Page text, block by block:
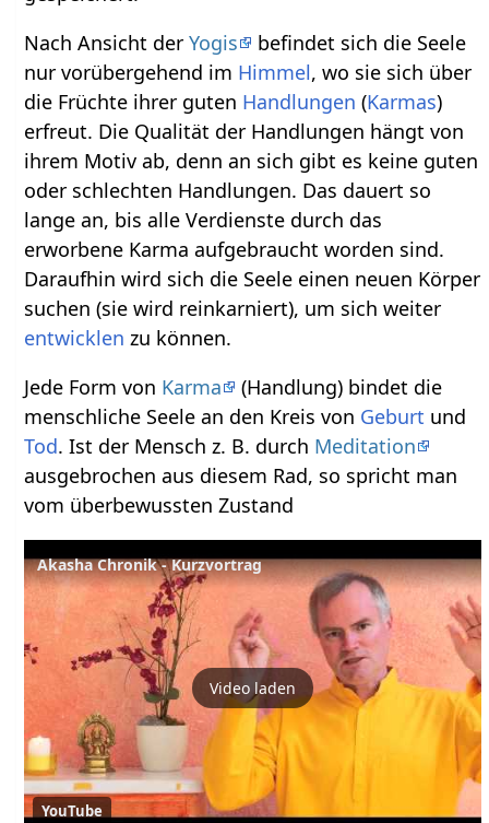
Nach Ansicht derYogis
befindet sich die Seele
nur vorübergehend im Himmel, wo sie sich über
die Früchte ihrer guten Handlungen (Karmas)
erfreut. Die Qualität der Handlungen hängt von
ihrem Motiv ab, denn an sich gibt es keine guten
oder schlechten Handlungen. Das dauert so
lange an, bis alle Verdienste durch das
erworbene Karma aufgebraucht worden sind.
Daraufhin wird sich die Seele einen neuen Körper
suchen (sie wird reinkarniert), um sich weiter
entwicklen zu können.
Jede Form von Karma
(Handlung) bindet die
menschliche Seele an den Kreis von Geburt und
Tod. Ist der Mensch z. B. durch Meditation
ausgebrochen aus diesem Rad, so spricht man
vom überbewussten Zustand
Akasha Chronik - Kurzvortrag
Video laden
YouTube